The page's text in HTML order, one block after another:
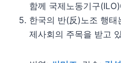
함께 국제노동기구
한국의 반(反)노조 행태
제사회의 주목을 받고